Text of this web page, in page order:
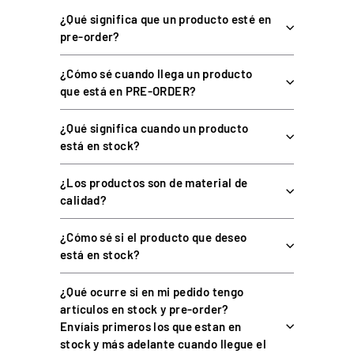
COMPATIBILIDAD
Compatible con los principales sistemas de servomotor Direct
Drive del mercado. Se instala encockpits
la base direct drive se adquiere aparte.
PREGUNTAS FRECUENTES
¿Qué grosor tienen las placas del Front Mount
¿Para qué bases está pensado?
¿Sirve para proyectos DIY?
¿Qué significa que un producto esté en
pre-order?
¿Cómo sé cuando llega un producto
que está en PRE-ORDER?
¿Qué significa cuando un producto
está en stock?
¿Los productos son de material de
calidad?
¿Cómo sé si el producto que deseo
está en stock?
¿Qué ocurre si en mi pedido tengo
artículos en stock y pre-order?
Envíais primeros los que estan en
stock y más adelante cuando llegue el